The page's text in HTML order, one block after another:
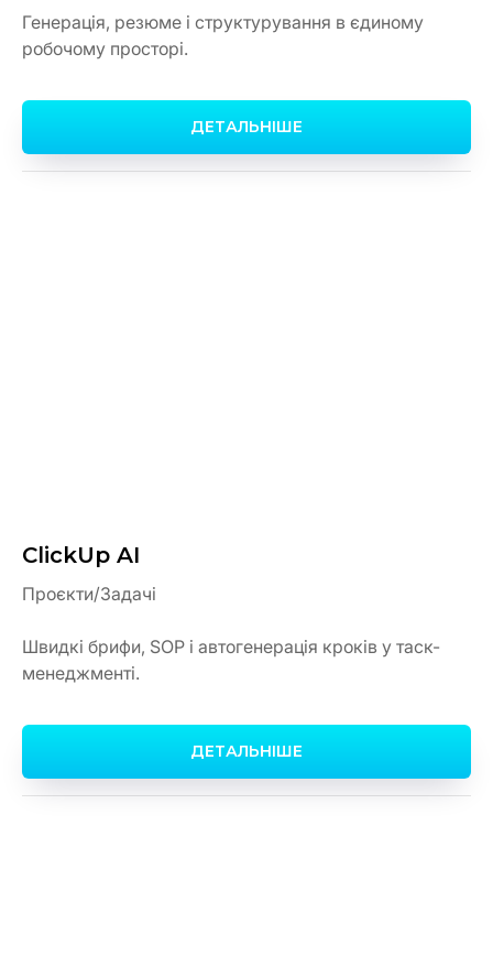
Генерація, резюме і структурування в єдиному
робочому просторі.
ДЕТАЛЬНІШЕ
ClickUp AI
Проєкти/Задачі
Швидкі брифи, SOP і автогенерація кроків у таск-
менеджменті.
ДЕТАЛЬНІШЕ